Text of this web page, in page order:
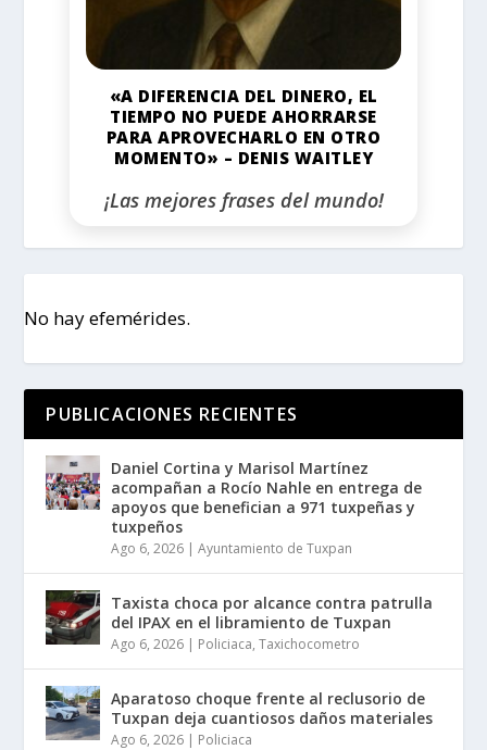
«A DIFERENCIA DEL DINERO, EL
TIEMPO NO PUEDE AHORRARSE
PARA APROVECHARLO EN OTRO
MOMENTO» – DENIS WAITLEY
¡Las mejores frases del mundo!
No hay efemérides.
PUBLICACIONES RECIENTES
Daniel Cortina y Marisol Martínez
acompañan a Rocío Nahle en entrega de
apoyos que benefician a 971 tuxpeñas y
tuxpeños
Ago 6, 2026 |Ayuntamiento de Tuxpan
Taxista choca por alcance contra patrulla
del IPAX en el libramiento de Tuxpan
Ago 6, 2026 | Policiaca,Taxichocometro
Aparatoso choque frente al reclusorio de
Tuxpan deja cuantiosos daños materiales
Ago 6, 2026 | Policiaca